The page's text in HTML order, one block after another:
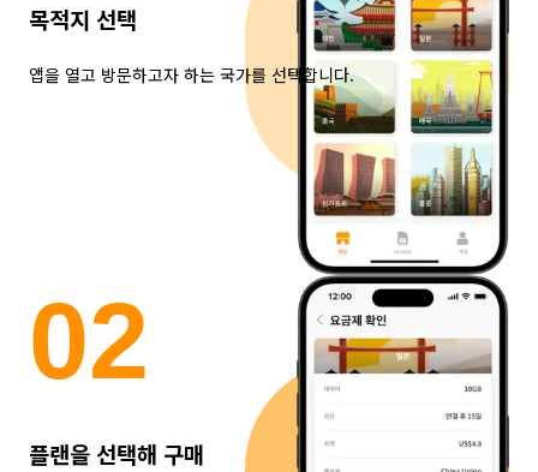
목적지 선택
앱을 열고 방문하고자 하는 국가를 선택합니다.
02
플랜을 선택해 구매